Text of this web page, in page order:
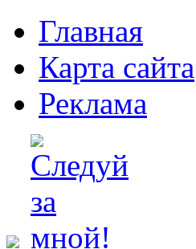
Главная
Карта сайта
Реклама